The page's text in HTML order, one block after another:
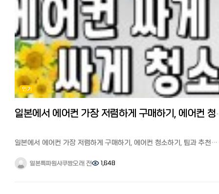
한국 영화·버라이어티도 매우 풍부 한국의 방송사(tvN, JTBC, SBS 등)의
작품이 비교적 많다 일본 버전 넷플릭스의 특징과 작품수 한국 드라마: 약
500~700 작품 ‘오징어 게임’, ‘눈물의 여왕’, ‘수고했어’ 등 Netflix
오리지널 작품은 거의 동일 일본 애니메이션, 일본 드라마, 국내 영화가 풍성
일부 한국 내용 작품이나 구작은 제공되지 않을 수 있다 즉, 한국판이 약
100~300 작품 정도 더 많다는 것을 알 수 있습니다. ‘몇 배’라고 할 정
큰 차이는 아니지만, 저처럼 매일 한국 드라마를 보는 한국 드라마
매니아에게는 큰 차이라고 할 수 있습니다.
게다가 한국 버전에서는 오래된 한국 드라마, 한국에서 방영된 지 얼마
작품, 일본에서는 권리 문제로 스트리밍되지 않은 작품까지 볼 수 있어,
일본에서 한국판 넷플릭스를 보는 방법 저는 최근 한국판 넷플릭스에서
1995년에 방영되어 당시 신드롬을 일으킨 드라마 ‘모래시계’를 다시
일본에서 한국 넷플릭스를 보는 방법을 설명드리겠습니다.
일본에서도 한국판 넷플릭스를 시청하는 방법은 VPN이라는 앱을 사용
합니다.
VPN을 이용 VPN을 알고 계신 분도 계시겠지만, VPN으로 한국 서버에
カット (캇토) 다운펌(자연스러운 펌) ストレートパーマ (스토레토파마)
매직(강한 직모교정) 縮毛矯正 (슈쿠모쿄세이) 일반 펌 パーマ (파마) 염색
カラー (카라) 뿌리염색 リタッチカラー (리탓치카라) 탈색 ブリーチ
(브리치) 트리트먼트 トリートメント 기장은 유지해주세요 長さはキープで
(나가사와 키프데) 앞머리만 정리 前髪だけ整えて (마에가미다케) - 예약
방법 - 1. 핫페퍼뷰티 (ホットペッパービューティー)⭐ 추천
일본 최대 미용 예약 앱/사이트. 메뉴·가격·후기·쿠폰까지 보고앱으로
예약할 수 있어 전화가 부담스러운 분께 최적입니다. 2. 전화 예약
인기 개인은 전화만 받는 곳도 있습니다. 일본어 회화가 필요해 난이도가
높습니다. 3. 홈페이지 / 인스타 DM
요즘은 인스타 DM 예약을 받는곳도 많습니다. 4. 워크인 (예약 없이 방
저가 컷 전문점 위주로 가능. 인기 가게는 거의 예약 필수입니다. - 가격
지역·마다 다르지만 도쿄 기준 대략: 커트: 4,000~7,000엔 컷+컬러:
느껴지는 경우도 많습니다. - 한국인이 알아두면 좋은 팁 - 원하는 스타일
사진 3장은 필수. 말보다 사진이 정확합니다. **다운펌(스트레이트 파마)**은
모든곳이 잘하는 게 아니니 메뉴에 있는지 확인. 현재 머리 상태 사진도
인기
일본에서 에어컨 가
일본에서 에어컨 가장 저렴하게 구매하기, 에어컨 청소하기, 팁과 추천
일본의 여름은 한국보다 덥고 습하기로 유명합니다. 실제로 태풍이
한반도를 피해 일본열도를 아래에서 위까지 훓고 지나가는 일이 다반
일본특파원사쿠짱오래 전 1,648